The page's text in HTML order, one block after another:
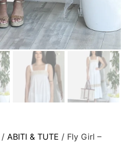
/ ABITI & TUTE / Fly Girl –